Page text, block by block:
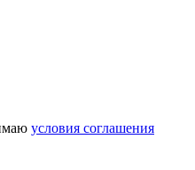
условия соглашения